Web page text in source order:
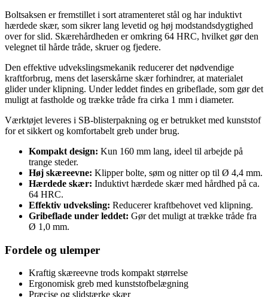
Boltsaksen er fremstillet i sort atramenteret stål og har induktivt
hærdede skær, som sikrer lang levetid og høj modstandsdygtighed
over for slid. Skærehårdheden er omkring 64 HRC, hvilket gør den
velegnet til hårde tråde, skruer og fjedere.
Den effektive udvekslingsmekanik reducerer det nødvendige
kraftforbrug, mens det laserskårne skær forhindrer, at materialet
glider under klipning. Under leddet findes en gribeflade, som gør det
muligt at fastholde og trække tråde fra cirka 1 mm i diameter.
Værktøjet leveres i SB-blisterpakning og er betrukket med kunststof
for et sikkert og komfortabelt greb under brug.
Kompakt design: Kun 160 mm lang, ideel til arbejde på
trange steder.
Høj skæreevne: Klipper bolte, søm og nitter op til Ø 4,4 mm.
Hærdede skær: Induktivt hærdede skær med hårdhed på ca.
64 HRC.
Effektiv udveksling: Reducerer kraftbehovet ved klipning.
Gribeflade under leddet: Gør det muligt at trække tråde fra
Ø 1,0 mm.
Fordele og ulemper
Kraftig skæreevne trods kompakt størrelse
Ergonomisk greb med kunststofbelægning
Præcise og slidstærke skær